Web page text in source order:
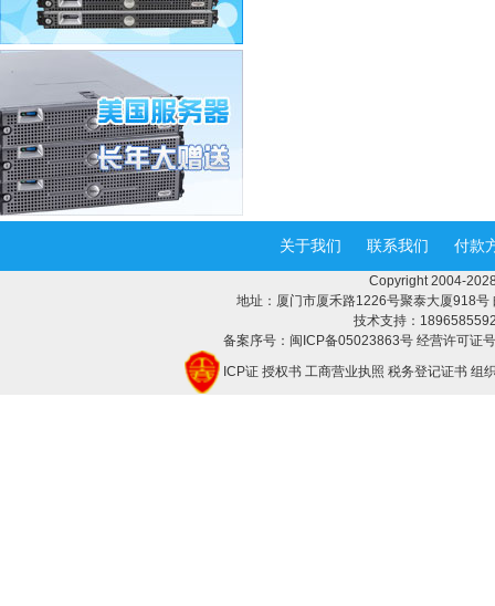
关于我们 联系我们 付款
Copyright 2004-
地址：厦门市厦禾路1226号聚泰大厦918
技术支持：
备案序号：闽ICP备05023863号 经营许可证
ICP证 授权书 工商营业执照 税务登记证书 组